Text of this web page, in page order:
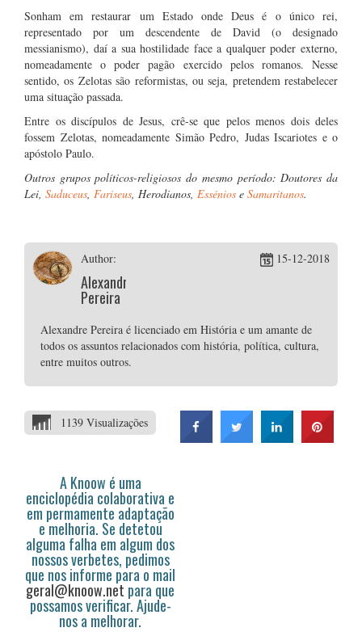
Sonham em restaurar um Estado onde Deus é o único rei,
representado por um descendente de David (o designado
messianismo), daí a sua hostilidade face a qualquer poder externo,
nomeadamente o poder pagão exercido pelos romanos. Nesse
sentido, os Zelotas são reformistas, ou seja, pretendem restabelecer
uma situação passada.
Entre os discípulos de Jesus, crê-se que pelos menos dois deles
fossem Zelotas, nomeadamente Simão Pedro, Judas Iscariotes e o
apóstolo Paulo.
Outros grupos políticos-religiosos do mesmo período: Doutores da
Lei, Saduceus, Fariseus, Herodianos, Essénios e Samaritanos.
Author:
Alexandre
Pereira
15-12-2018
Alexandre Pereira é licenciado em História e um amante de
todos os assuntos relacionados com história, política, cultura,
entre muitos outros.
1139 Visualizações
A Knoow é uma
enciclopédia colaborativa e
em permamente adaptação
e melhoria. Se detetou
alguma falha em algum dos
nossos verbetes, pedimos
que nos informe para o mail
geral@knoow.net para que
possamos verificar. Ajude-
nos a melhorar.